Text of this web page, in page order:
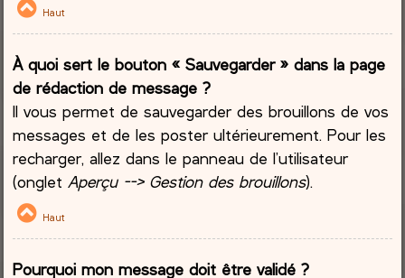
Haut
À quoi sert le bouton « Sauvegarder » dans la page
de rédaction de message ?
Il vous permet de sauvegarder des brouillons de vos
messages et de les poster ultérieurement. Pour les
recharger, allez dans le panneau de l’utilisateur
(ongletAperçu --> Gestion des brouillons).
Haut
Pourquoi mon message doit être validé ?